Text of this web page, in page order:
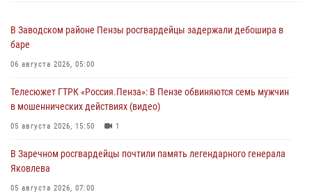
В Заводском районе Пензы росгвардейцы задержали дебошира в
баре
06 августа 2026, 05:00
Телесюжет ГТРК «Россия.Пенза»: В Пензе обвиняются семь мужчин
в мошеннических действиях (видео)
05 августа 2026, 15:50 1
В Заречном росгвардейцы почтили память легендарного генерала
Яковлева
05 августа 2026, 07:00